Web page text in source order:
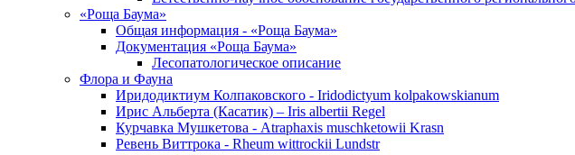
«Роща Баума»
Общая информация - «Роща Баума»
Документация «Роща Баума»
Лесопатологическое описание
Флора и Фауна
Иридодиктиум Колпаковского - Iridodictyum kolpakowskianum
Ирис Альберта (Касатик) – Iris albertii Regel
Курчавка Мушкетова - Atraphaxis muschketowii Krasn
Ревень Виттрока - Rheum wittrockii Lundstr